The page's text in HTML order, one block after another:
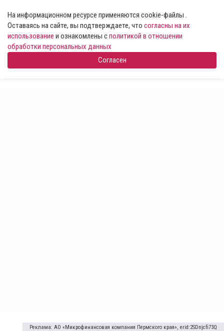
На информационном ресурсе применяются cookie-файлы .
Оставаясь на сайте, вы подтверждаете, что согласны на их
использование и ознакомлены сполитикой в отношении
обработки персональных данных
Согласен
Реклама: АО «Микрофинансовая компания Пермского края», erid:2SDnjcfi73Q